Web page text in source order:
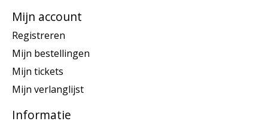
Mijn account
Registreren
Mijn bestellingen
Mijn tickets
Mijn verlanglijst
Informatie